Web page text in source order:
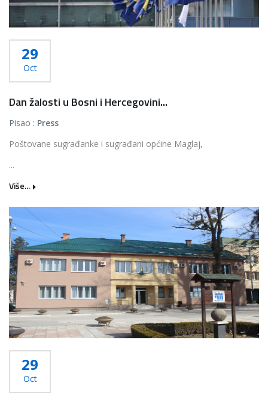
29
Oct
Dan žalosti u Bosni i Hercegovini...
Pisao : Press
Poštovane sugrađanke i sugrađani općine Maglaj,
...
Više...
29
Oct